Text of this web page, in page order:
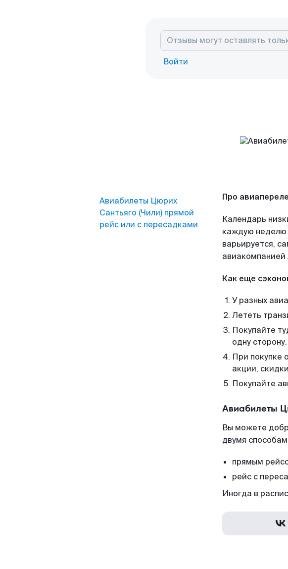
Войти
Авиабилеты Цюрих
Сантьяго (Чили) прямой
рейс или с пересадками
Про
Календарь
каждую неделю
варьируется,
авиакомпанией
Как еще
У разных
Лететь
Покупайте
одну сторону.
При покупке
акции,
Покупайте
Авиабилеты
Вы можете
двумя
прямым
рейс с
Иногда в